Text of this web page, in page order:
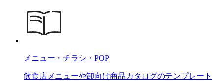
メニュー・チラシ・POP
飲食店メニューや卸向け商品カタログのテンプレート